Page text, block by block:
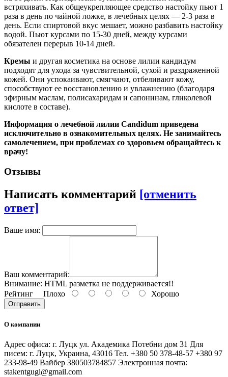
встряхивать. Как общеукрепляющее средство настойку пьют 1
раза в день по чайной ложке, в лечебных целях — 2-3 раза в
день. Если спиртовой вкус мешает, можно разбавить настойку
водой. Пьют курсами по 15-30 дней, между курсами
обязателен перерыв 10-14 дней.
Кремы и другая косметика на основе лилии кандидум
подходят для ухода за чувствительной, сухой и раздраженной
кожей. Они успокаивают, смягчают, отбеливают кожу,
способствуют ее восстановлению и увлажнению (благодаря
эфирным маслам, полисахаридам и сапонинам, гликолевой
кислоте в составе).
Информация о лечебной лилии Candidum приведена
исключительно в ознакомительных целях. Не занимайтесь
самолечением, при проблемах со здоровьем обращайтесь к
врачу!
Отзывы
Написать комментарий [отменить
ответ]
Ваше имя:
Ваш комментарий:
Внимание: HTML разметка не поддерживается!!
Рейтинг Плохо Хорошо
Отправить
О компании
Адрес офиса: г. Луцк ул. Академика Потебни дом 31 Для
писем: г. Луцк, Украина, 43016 Тел. +380 50 378-48-57 +380 97
233-98-49 Вайбер 380503784857 Электронная почта:
stakentgugl@gmail.com